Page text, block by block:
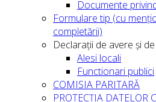
Documente
Formulare tip (cu
completării)
Declarații de avere și
Alesi locali
Functionari publici
COMISIA PARITARĂ
PROTECȚIA DATELOR